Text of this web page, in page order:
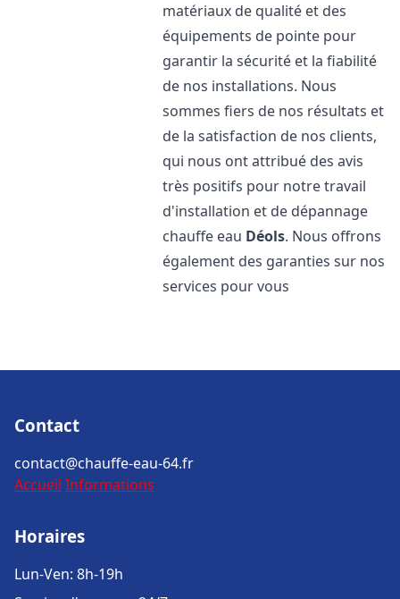
matériaux de qualité et des
équipements de pointe pour
garantir la sécurité et la fiabilité
de nos installations. Nous
sommes fiers de nos résultats et
de la satisfaction de nos clients,
qui nous ont attribué des avis
très positifs pour notre travail
d'installation et de dépannage
chauffe eau Déols. Nous offrons
également des garanties sur nos
services pour vous
Contact
contact@chauffe-eau-64.fr
Accueil Informations
Horaires
Lun-Ven: 8h-19h